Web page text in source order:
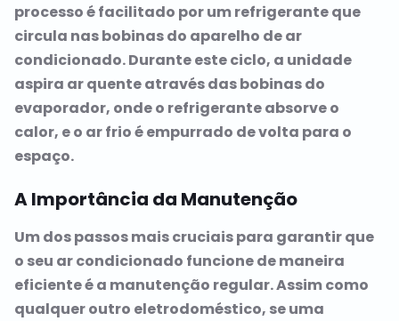
processo é facilitado por um refrigerante que
circula nas bobinas do aparelho de ar
condicionado. Durante este ciclo, a unidade
aspira ar quente através das bobinas do
evaporador, onde o refrigerante absorve o
calor, e o ar frio é empurrado de volta para o
espaço.
A Importância da Manutenção
Um dos passos mais cruciais para garantir que
o seu ar condicionado funcione de maneira
eficiente é a manutenção regular. Assim como
qualquer outro eletrodoméstico, se uma